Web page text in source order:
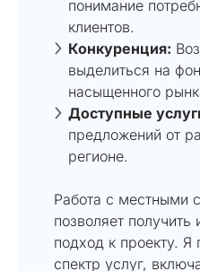
понимание
клиентов.
Конкуренция:
выделиться на
насыщенного
Доступные
предложений от
регионе.
Работа с местными
позволяет
подход к проекту.
спектр услуг,